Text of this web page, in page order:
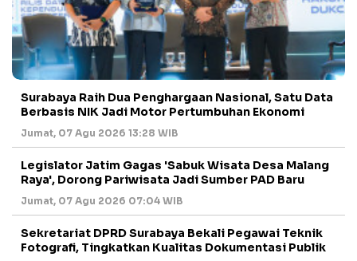
Surabaya Raih Dua Penghargaan Nasional, Satu Data
Berbasis NIK Jadi Motor Pertumbuhan Ekonomi
Jumat, 07 Agu 2026 13:28 WIB
Legislator Jatim Gagas 'Sabuk Wisata Desa Malang
Raya', Dorong Pariwisata Jadi Sumber PAD Baru
Jumat, 07 Agu 2026 07:04 WIB
Sekretariat DPRD Surabaya Bekali Pegawai Teknik
Fotografi, Tingkatkan Kualitas Dokumentasi Publik